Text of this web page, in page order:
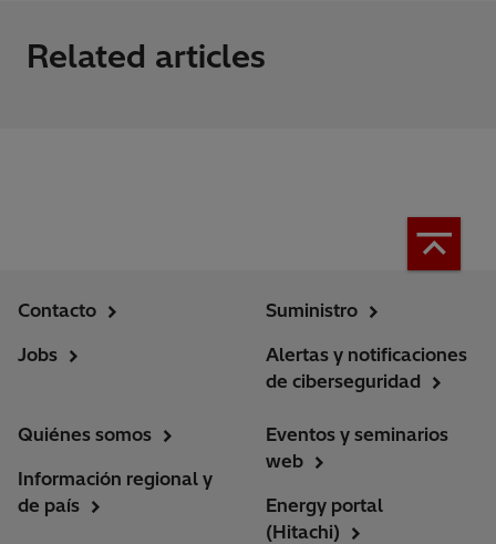
Related articles
Contacto
Jobs
Suministro
Alertas y notificaciones
de ciberseguridad
Quiénes somos
Información regional y
de país
Eventos y seminarios
web
Energy portal
(Hitachi)